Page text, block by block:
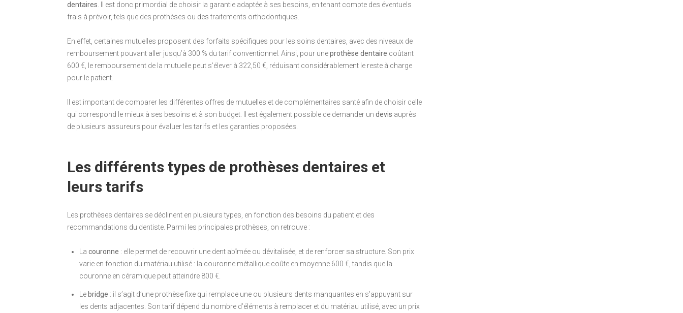
dentaires . Il est donc primordial de choisir la garantie adaptée à ses besoins, en tenant compte des éventuels
frais à prévoir, tels que des prothèses ou des traitements orthodontiques.
En effet, certaines mutuelles proposent des forfaits spécifiques pour les soins dentaires, avec des niveaux de
remboursement pouvant aller jusqu’à 300 % du tarif conventionnel. Ainsi, pour uneprothèse dentaire coûtant
600 €, le remboursement de la mutuelle peut s’élever à 322,50 €, réduisant considérablement le reste à charge
pour le patient.
Il est important de comparer les différentes offres de mutuelles et de complémentaires santé afin de choisir celle
qui correspond le mieux à ses besoins et à son budget. Il est également possible de demander un devis auprès
de plusieurs assureurs pour évaluer les tarifs et les garanties proposées.
Les différents types de prothèses dentaires et
leurs tarifs
Les prothèses dentaires se déclinent en plusieurs types, en fonction des besoins du patient et des
recommandations du dentiste. Parmi les principales prothèses, on retrouve :
La couronne : elle permet de recouvrir une dent abîmée ou dévitalisée, et de renforcer sa structure. Son prix
varie en fonction du matériau utilisé : la couronne métallique coûte en moyenne 600 €, tandis que la
couronne en céramique peut atteindre 800 €.
Le bridge : il s’agit d’une prothèse fixe qui remplace une ou plusieurs dents manquantes en s’appuyant sur
les dents adjacentes. Son tarif dépend du nombre d’éléments à remplacer et du matériau utilisé, avec un prix